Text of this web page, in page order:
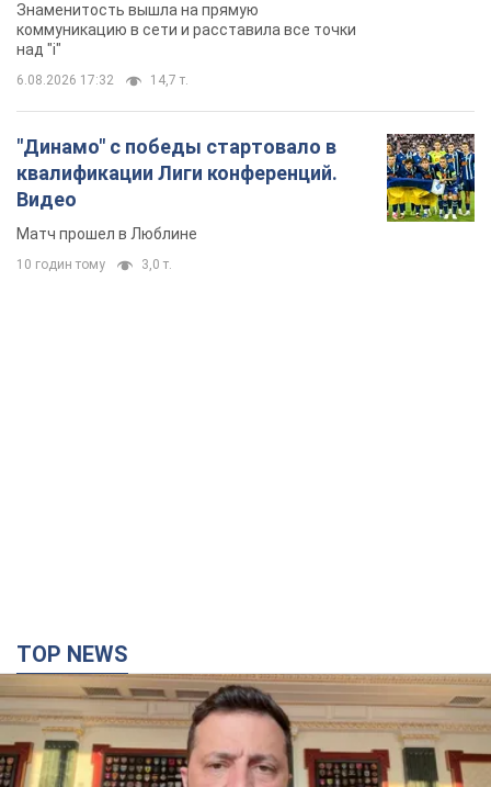
Знаменитость вышла на прямую
коммуникацию в сети и расставила все точки
над "i"
6.08.2026 17:32 14,7 т.
"Динамо" с победы стартовало в
квалификации Лиги конференций.
Видео
Матч прошел в Люблине
10 годин тому 3,0 т.
TOP NEWS